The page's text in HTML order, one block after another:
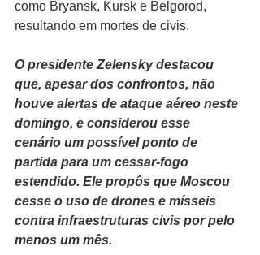
como Bryansk, Kursk e Belgorod,
resultando em mortes de civis.
O presidente Zelensky destacou
que, apesar dos confrontos, não
houve alertas de ataque aéreo neste
domingo, e considerou esse
cenário um possível ponto de
partida para um cessar-fogo
estendido. Ele propôs que Moscou
cesse o uso de drones e mísseis
contra infraestruturas civis por pelo
menos um mês.